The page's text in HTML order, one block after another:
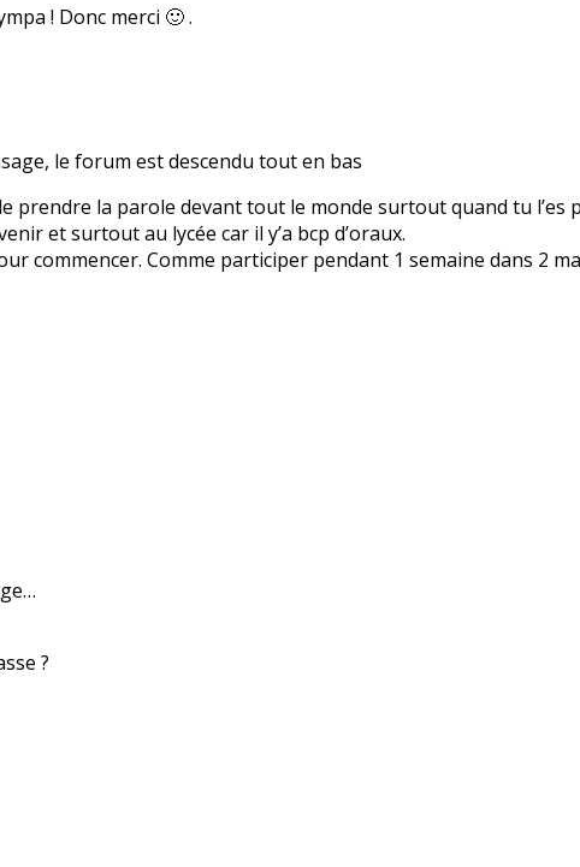
! Donc merci 🙂 .
le forum est descendu tout en bas
prendre la parole devant tout le monde surtout quand tu l’es
et surtout au lycée car il y’a bcp d’oraux.
commencer. Comme participer pendant 1 semaine dans 2
?